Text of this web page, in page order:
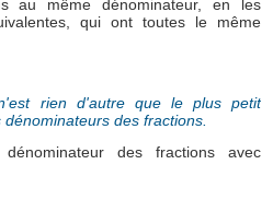
au même dénominateur, en les
qui ont toutes le même
rien d'autre que le plus petit
des fractions.
des fractions avec